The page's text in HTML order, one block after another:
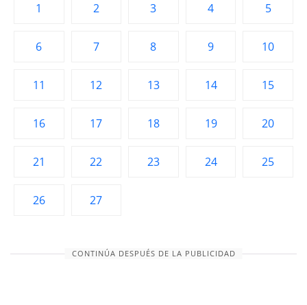
1 2 3 4 5
6 7 8 9 10
11 12 13 14 15
16 17 18 19 20
21 22 23 24 25
26 27
CONTINÚA DESPUÉS DE LA PUBLICIDAD